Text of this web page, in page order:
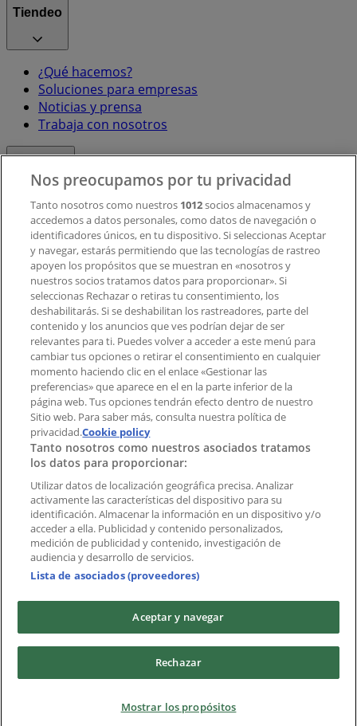
Tiendeo
¿Qué hacemos?
Soluciones para empresas
Noticias y prensa
Trabaja con nosotros
Contacto comercial y de marketing
Tienda mal colocada en el mapa
Notificar un folleto
¿Encontraste un problema en la web o en la
aplicación?
Índices
Marcas
Marcas locales
Negocios
Negocios cercanos
Productos
Productos locales
Ciudades
Descargar la APP Tiendeo
Copyright © Tiendeo ® 2026 · Shopfully Marketing S.L.U. –
Términos y condicionesPolítica de privacidad
Nos preocupamos por tu privacidad
Tanto nosotros como nuestros 1012socios almacenamos y
accedemos a datos personales, como datos de navegación o
identificadores únicos, en tu dispositivo. Si seleccionas Aceptar
y navegar, estarás permitiendo que las tecnologías de rastreo
apoyen los propósitos que se muestran en «nosotros y
nuestros socios tratamos datos para proporcionar». Si
seleccionas Rechazar o retiras tu consentimiento, los
deshabilitarás. Si se deshabilitan los rastreadores, parte del
contenido y los anuncios que ves podrían dejar de ser
relevantes para ti. Puedes volver a acceder a este menú para
cambiar tus opciones o retirar el consentimiento en cualquier
momento haciendo clic en el enlace «Gestionar las
preferencias» que aparece en el en la parte inferior de la
página web. Tus opciones tendrán efecto dentro de nuestro
Sitio web. Para saber más, consulta nuestra política de
privacidad.Cookie policy
Tanto nosotros como nuestros asociados tratamos
los datos para proporcionar:
Utilizar datos de localización geográfica precisa. Analizar
activamente las características del dispositivo para su
identificación. Almacenar la información en un dispositivo y/o
acceder a ella. Publicidad y contenido personalizados,
medición de publicidad y contenido, investigación de
audiencia y desarrollo de servicios.
Lista de asociados (proveedores)
Aceptar y navegar
Rechazar
Mostrar los propósitos